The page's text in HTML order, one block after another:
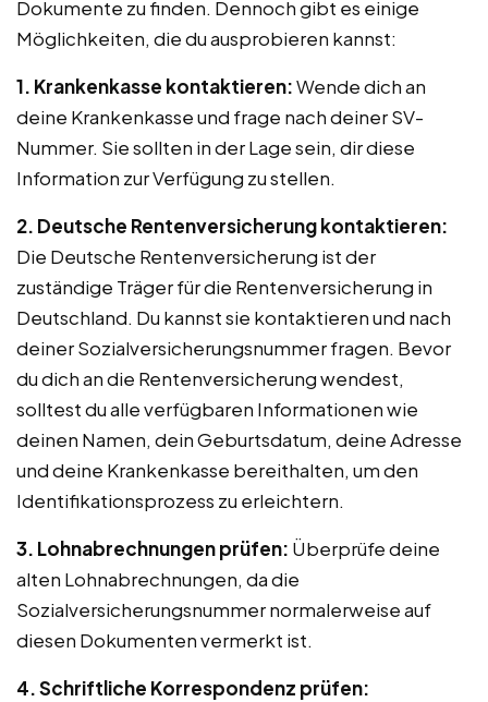
Dokumente zu finden. Dennoch gibt es einige
Möglichkeiten, die du ausprobieren kannst:
1. Krankenkasse kontaktieren:Wende dich an
deine Krankenkasse und frage nach deiner SV-
Nummer. Sie sollten in der Lage sein, dir diese
Information zur Verfügung zu stellen.
2. Deutsche Rentenversicherung kontaktieren:
Die Deutsche Rentenversicherung ist der
zuständige Träger für die Rentenversicherung in
Deutschland. Du kannst sie kontaktieren und nach
deiner Sozialversicherungsnummer fragen. Bevor
du dich an die Rentenversicherung wendest,
solltest du alle verfügbaren Informationen wie
deinen Namen, dein Geburtsdatum, deine Adresse
und deine Krankenkasse bereithalten, um den
Identifikationsprozess zu erleichtern.
3. Lohnabrechnungen prüfen: Überprüfe deine
alten Lohnabrechnungen, da die
Sozialversicherungsnummer normalerweise auf
diesen Dokumenten vermerkt ist.
4. Schriftliche Korrespondenz prüfen: